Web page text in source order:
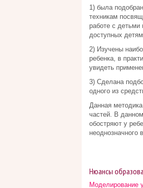
1) была
техникам
работе с детьми
доступных
2) Изучены
ребенка, в
увидеть
3) Сделана
одного из
Данная
частей. В
обостряют у
неоднозначного
Нюансы
Моделирование